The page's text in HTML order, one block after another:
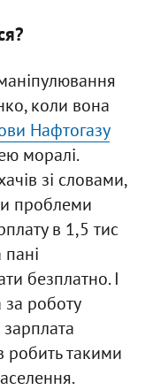
коли вона
Нафтогазу
моралі.
зі словами,
проблеми
в 1,5 тис
безплатно. І
за роботу
робить такими